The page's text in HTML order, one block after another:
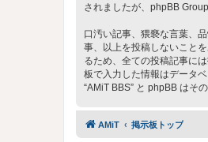
されましたが、phpBB
口汚い記事、猥褻な言葉、
事、以上を投稿しないこと
るため、全ての投稿記事に
板で入力した情報はデータ
“AMiT BBS” と phpBB はそ
AMiT 掲示板トップ